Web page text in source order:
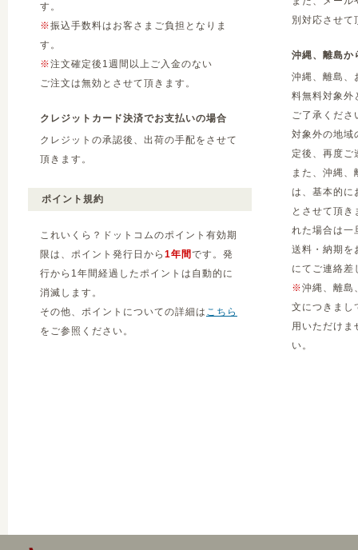
す。
※振込手数料はお客さまご負担となりま
す。
※注文確定後1週間以上ご入金のない
ご注文は無効とさせて頂きます。
クレジットカード決済でお支払いの場合
クレジットの承認後、出荷の手配をさせて
頂きます。
ポイント規約
これいくら？ドットコムのポイント有効期
限は、ポイント発行日から 1年間です。発
行から1年間経過したポイントは自動的に
消滅します。
その他、ポイントについての詳細は こちら
をご参照ください。
別対応させて
沖縄、離島か
沖縄、離島、
料無料対象外
ご了承くださ
対象外の地域
定後、再度ご
また、沖縄
は、基本的に
とさせて頂
れた場合は一
送料・納期を
にてご連絡差
※沖縄、離島
文につきまし
用いただけま
い。